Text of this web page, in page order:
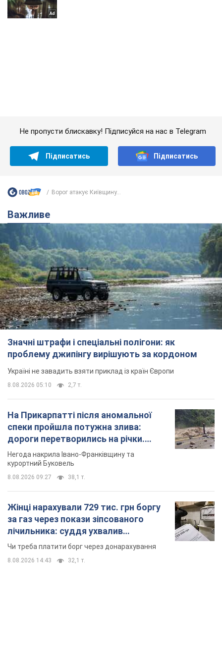
Значні штрафи і спеціальні полігони: як
проблему джипінгу вирішують за кордоном
Україні не завадить взяти приклад із країн Європи
8.08.2026 05:10 2,7 т.
На Прикарпатті після аномальної
спеки пройшла потужна злива:
дороги перетворились на річки.
Відео
Негода накрила Івано-Франківщину та
за газ через покази зіпсованого
лічильника: суддя ухвалив
неочікуване рішення
8.08.2026 14:43 32,1 т.